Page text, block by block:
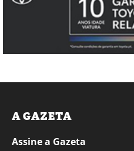
A GAZETA
Assine a Gazeta